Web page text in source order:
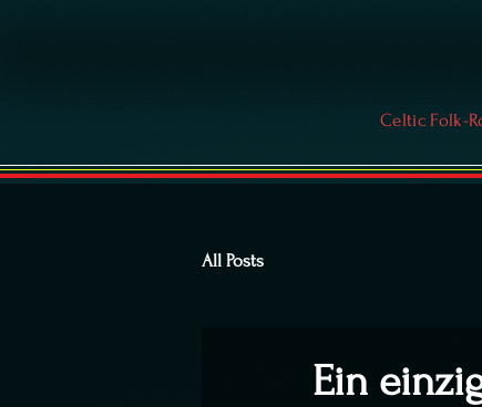
Celtic Folk-
All Posts
Ein